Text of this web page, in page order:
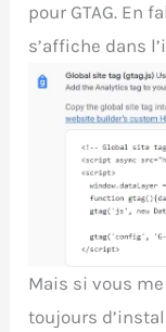
pour GTAG. En
s’affiche dans
Mais si vous
toujours